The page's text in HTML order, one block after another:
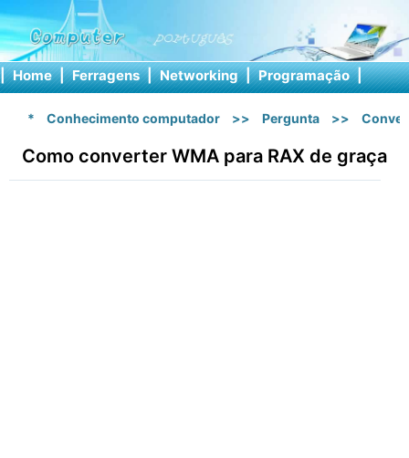
| Home | Ferragens | Networking | Programação |
* Conhecimento computador >> Pergunta >>
Como converter WMA para RAX de graça